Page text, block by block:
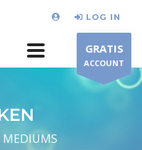
LOG IN
GRATIS
ACCOUNT
MEDIUMS